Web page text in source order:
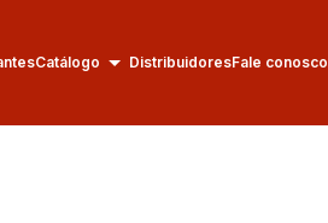
Catálogo DistribuidoresFale conosco